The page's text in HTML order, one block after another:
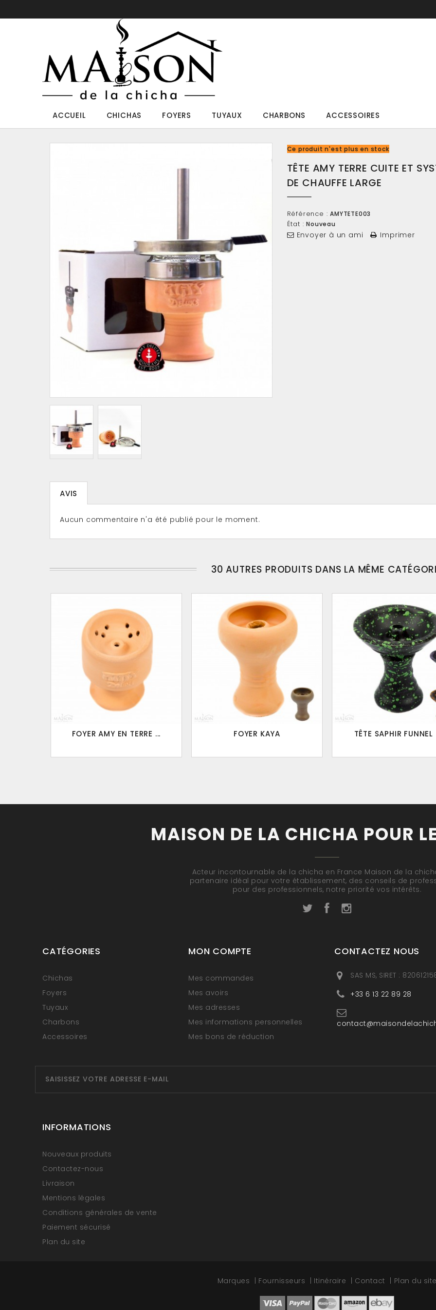
ACCUEIL CHICHAS FOYERS TUYAUX CHARBONS ACCESSOIRES
Ce produit n'est plus en stock
TÊTE AMY TERRE CUITE ET
DE CHAUFFE LARGE
Référence : AMYTETE003
État : Nouveau
Envoyer à un ami Imprimer
AVIS
Aucun commentaire n'a été publié pour le moment.
30 AUTRES PRODUITS DANS LA MÊME
FOYER AMY EN TERRE ... FOYER KAYA TÊTE SAPHIR FUNNEL
MAISON DE LA CHICHA POUR
Acteur incontournable de la chicha en France Maison de la
partenaire idéal pour votre établissement, des conseils de
pour des professionnels, notre priorité vos intérêts.
CATÉGORIES
Chichas
Foyers
Tuyaux
Charbons
Accessoires
MON COMPTE
Mes commandes
Mes avoirs
Mes adresses
Mes informations personnelles
Mes bons de réduction
CONTACTEZ NOUS
SAS MS, SIRET :
+33 6 13 22 89 28
INFORMATIONS
Nouveaux produits
Contactez-nous
Livraison
Mentions légales
Conditions générales de vente
Paiement sécurisé
Plan du site
Marques Fournisseurs Itinéraire Contact Plan du